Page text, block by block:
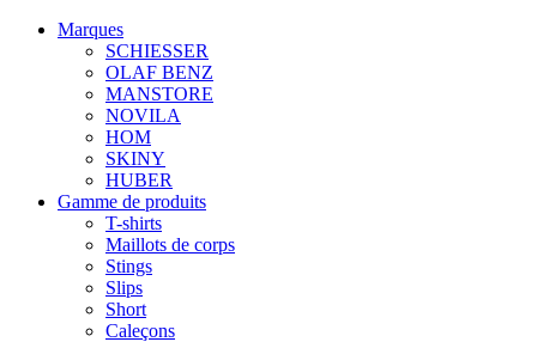
Marques
SCHIESSER
OLAF BENZ
MANSTORE
NOVILA
HOM
SKINY
HUBER
Gamme de produits
T-shirts
Maillots de corps
Stings
Slips
Short
Caleçons